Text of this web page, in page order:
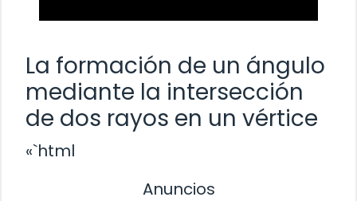
La formación de un ángulo
mediante la intersección
de dos rayos en un vértice
«`html
Anuncios